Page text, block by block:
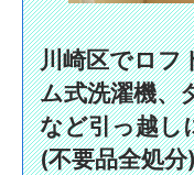
川崎区でロフ
ム式洗濯機、
など引っ越し
(不要品全処